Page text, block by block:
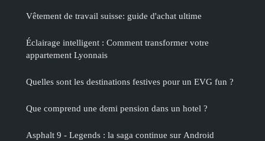
Vêtement de travail suisse: guide d'achat ultime
Éclairage intelligent : Comment transformer votre
appartement Lyonnais
Quelles sont les destinations festives pour un EVG fun ?
Que comprend une demi pension dans un hotel ?
Asphalt 9 - Legends : la saga continue sur Android